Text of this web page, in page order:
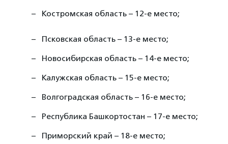
Костромская область – 12-е место;
Псковская область – 13-е место;
Новосибирская область – 14-е место;
Калужская область – 15-е место;
Волгоградская область – 16-е место;
Республика Башкортостан – 17-е место;
Приморский край – 18-е место;